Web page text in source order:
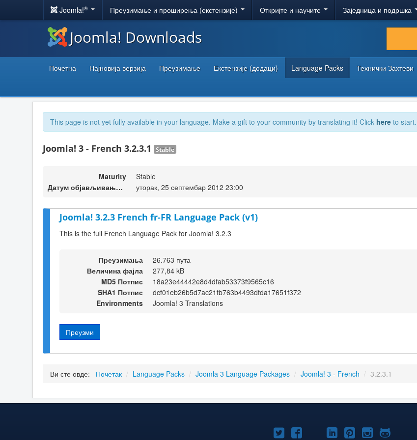
Joomla!® Преузимање и проширења (екстензије) Откријте и научите Заједница и подршка
Joomla! Downloads
Почетна Најновија верзија Преузимање Екстензије (додаци) Language Packs Технички Захтеви
This page is not yet fully available in your language. Make a gift to your community by translating it! Click here to start.
Joomla! 3 - French 3.2.3.1 Stable
Maturity
Stable
Датум објављивања верзије
уторак, 25 септембар 2012 23:00
Joomla! 3.2.3 French fr-FR Language Pack (v1)
This is the full French Language Pack for Joomla! 3.2.3
Преузимања
26.763 пута
Величина фајла
277,84 kB
MD5 Потпис
18a23e44442e8d4dfab53373f9565c16
SHA1 Потпис
dcf01eb26b5d7ac21fb763b4493dfda17651f372
Environments
Joomla! 3 Translations
Преузми
Ви сте овде: Почетак / Language Packs / Joomla 3 Language Packages / Joomla! 3 - French / 3.2.3.1
Joomla!Joomla!Joomla!
Joomla!Joomla!
Joomla!Joomla!